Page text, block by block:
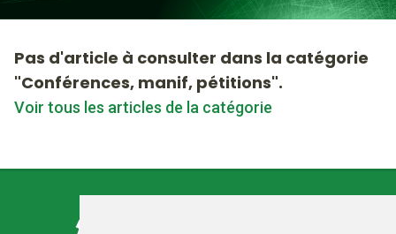
VICTOIRES
Les fiches de Robin
Nos fiches pratiques
Contact
Pas d'article à consulter dans la catégorie
"Conférences, manif, pétitions".
Voir tous les articles de la catégorie